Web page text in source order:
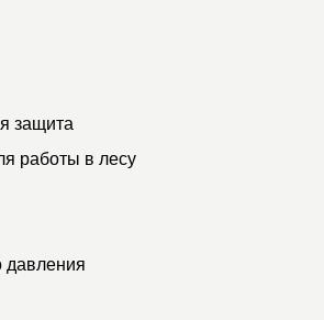
защита
работы в лесу
давления